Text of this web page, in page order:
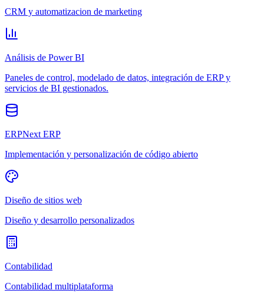
CRM y automatizacion de marketing
Análisis de Power BI
Paneles de control, modelado de datos, integración de ERP y
servicios de BI gestionados.
ERPNext ERP
Implementación y personalización de código abierto
Diseño de sitios web
Diseño y desarrollo personalizados
Contabilidad
Contabilidad multiplataforma